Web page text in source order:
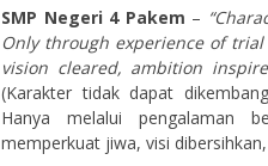
SMP Negeri 4 Pakem –
Only through experience of
vision cleared, ambition
(Karakter tidak dapat
Hanya melalui pengalaman
memperkuat jiwa, visi